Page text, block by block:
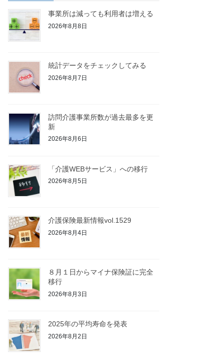
事業所は減っても利用者は増える
2026年8月8日
統計データをチェックしてみる
2026年8月7日
訪問介護事業所数が過去最多を更
新
2026年8月6日
「介護WEBサービス」への移行
2026年8月5日
介護保険最新情報vol.1529
2026年8月4日
８月１日からマイナ保険証に完全
移行
2026年8月3日
2025年の平均寿命を発表
2026年8月2日